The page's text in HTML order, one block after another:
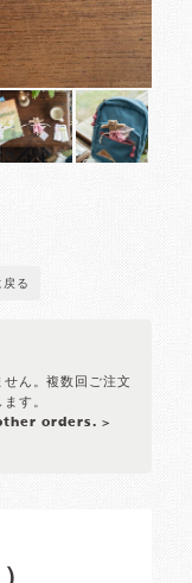
戻る
ん。複数回ご注文
す。
orders. >